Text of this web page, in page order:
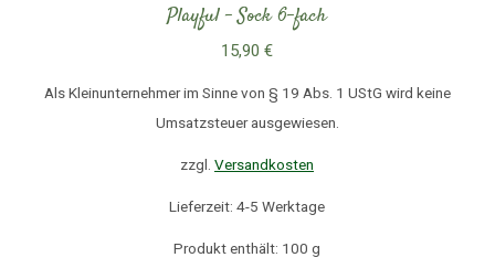
Playful – Sock 6-fach
15,90 €
Als Kleinunternehmer im Sinne von § 19 Abs. 1 UStG wird keine
Umsatzsteuer ausgewiesen.
zzgl. Versandkosten
Lieferzeit: 4-5 Werktage
Produkt enthält: 100 g